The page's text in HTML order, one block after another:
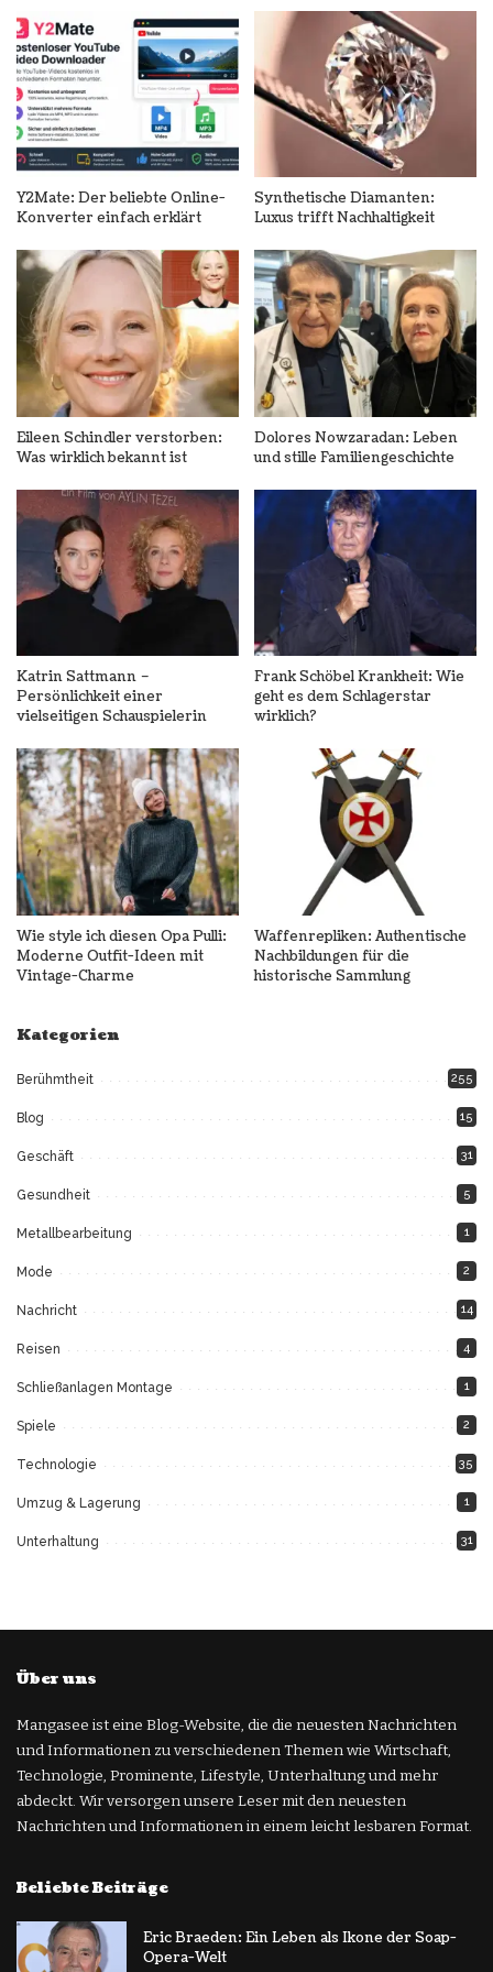
Y2Mate: Der beliebte Online-
Konverter einfach erklärt
Synthetische Diamanten:
Luxus trifft Nachhaltigkeit
Eileen Schindler verstorben:
Was wirklich bekannt ist
Dolores Nowzaradan: Leben
und stille Familiengeschichte
Katrin Sattmann –
Persönlichkeit einer
vielseitigen Schauspielerin
Frank Schöbel Krankheit: Wie
geht es dem Schlagerstar
wirklich?
Wie style ich diesen Opa Pulli:
Moderne Outfit-Ideen mit
Vintage-Charme
Waffenrepliken: Authentische
Nachbildungen für die
historische Sammlung
Kategorien
Berühmtheit 255
Blog 15
Geschäft 31
Gesundheit 5
Metallbearbeitung 1
Mode 2
Nachricht 14
Reisen 4
Schließanlagen Montage 1
Spiele 2
Technologie 35
Umzug & Lagerung 1
Unterhaltung 31
Über uns
Mangasee ist eine Blog-Website, die die neuesten Nachrichten
und Informationen zu verschiedenen Themen wie Wirtschaft,
Technologie, Prominente, Lifestyle, Unterhaltung und mehr
abdeckt. Wir versorgen unsere Leser mit den neuesten
Nachrichten und Informationen in einem leicht lesbaren Format.
Beliebte Beiträge
Eric Braeden: Ein Leben als Ikone der Soap-
Opera-Welt